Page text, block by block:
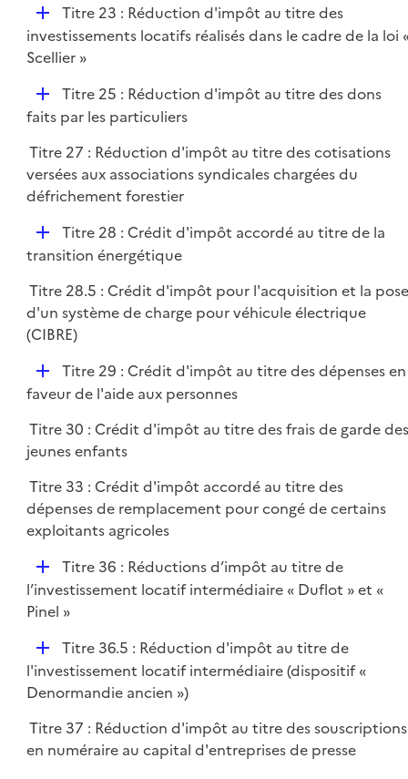
e
r
D
é
p
e
Titre 23 : Réduction d'impôt au titre des
investissements locatifs réalisés dans le cadre de la loi
Scellier »
D
é
l
i
e
Titre 25 : Réduction d'impôt au titre des dons
faits par les particuliers
Titre 27 : Réduction d'impôt au titre des cotisations
versées aux associations syndicales chargées du
défrichement forestier
D
é
l
i
e
Titre 28 : Crédit d'impôt accordé au titre de la
transition énergétique
Titre 28.5 : Crédit d'impôt pour l'acquisition et la
d'un système de charge pour véhicule électrique
(CIBRE)
D
é
l
i
e
r
Titre 29 : Crédit d'impôt au titre des dépenses en
faveur de l'aide aux personnes
Titre 30 : Crédit d'impôt au titre des frais de garde
jeunes enfants
Titre 33 : Crédit d'impôt accordé au titre des
dépenses de remplacement pour congé de certains
exploitants agricoles
D
é
p
e
r
Titre 36 : Réductions d’impôt au titre de
l’investissement locatif intermédiaire « Duflot » et «
Pinel »
D
é
p
i
e
Titre 36.5 : Réduction d'impôt au titre de
l'investissement locatif intermédiaire (dispositif «
Denormandie ancien »)
Titre 37 : Réduction d'impôt au titre des souscriptions
en numéraire au capital d'entreprises de presse